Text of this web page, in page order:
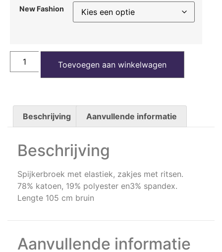
New Fashion
Toevoegen aan winkelwagen
Beschrijving Aanvullende informatie
Beschrijving
Spijkerbroek met elastiek, zakjes met ritsen.
78% katoen, 19% polyester en3% spandex.
Lengte 105 cm bruin
Aanvullende informatie